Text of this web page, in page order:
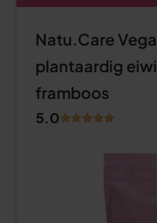
Natu.Care
plantaardig
framboos
5.0